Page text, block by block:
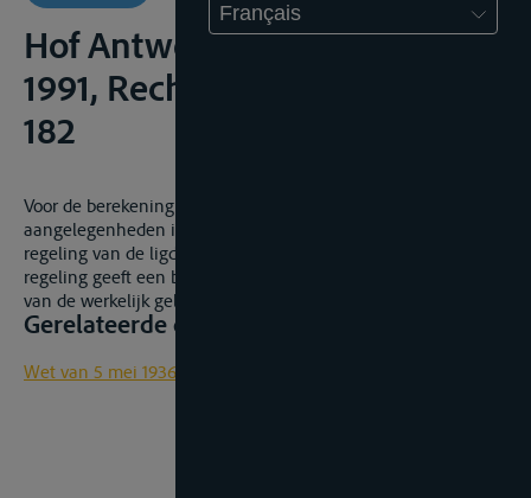
Français
Hof Antwerpen, 19 november
1991, Rechtspr. Antw., 1992,
182
Voor de berekening van de stilligschade in quasi-delictuele
aangelegenheden is het gebruikelijk zich te richten naar de
regeling van de ligdagen inzake rivierbevrachting. Deze
regeling geeft een billijke bepaling van de minimumbedragen
van de werkelijk geleden schade.
Gerelateerde documenten
Wet van 5 mei 1936 op de binnenbevrachting